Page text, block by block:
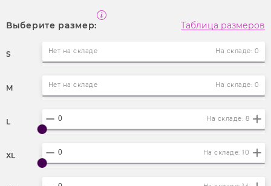
Выберите размер: Таблица размеров
S Нет на складе На складе: 0
M Нет на складе На складе: 0
L На складе: 8
XL На складе: 10